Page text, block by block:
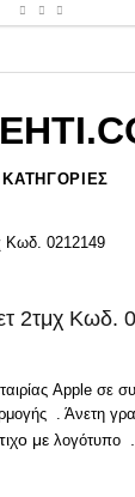
ΚΑΤΗΓΟΡΊΕΣ
2τμχ Κωδ.
Apple σε
. Άνετη
με λογότυπο.